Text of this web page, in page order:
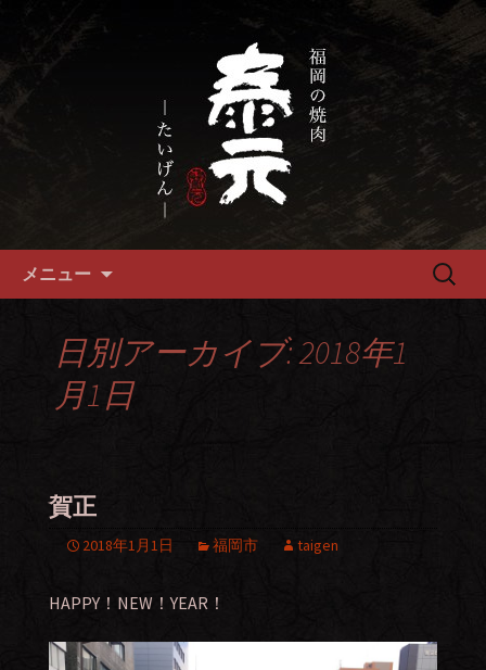
福岡市、畜産農家直送の厳選黒
毛和牛を愉しめる焼肉店
畜産農家直送の厳選肉が自慢の福岡市
の焼肉『泰元』
メニュー
検
日別アーカイブ: 2018年1
月1日
賀正
2018年1月1日 福岡市 taigen
HAPPY！NEW！YEAR！